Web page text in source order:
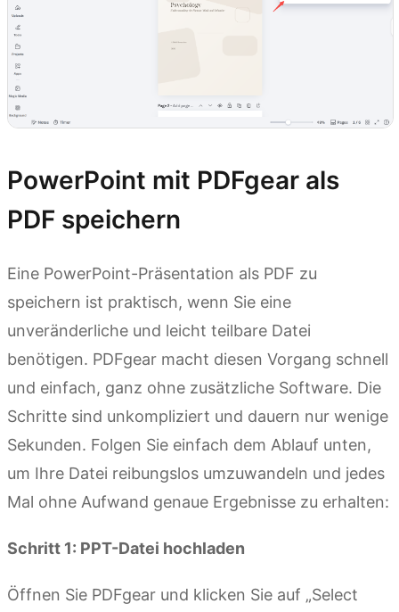
PowerPoint mit PDFgear als
PDF speichern
Eine PowerPoint-Präsentation als PDF zu
speichern ist praktisch, wenn Sie eine
unveränderliche und leicht teilbare Datei
benötigen. PDFgear macht diesen Vorgang schnell
und einfach, ganz ohne zusätzliche Software. Die
Schritte sind unkompliziert und dauern nur wenige
Sekunden. Folgen Sie einfach dem Ablauf unten,
um Ihre Datei reibungslos umzuwandeln und jedes
Mal ohne Aufwand genaue Ergebnisse zu erhalten:
Schritt 1: PPT-Datei hochladen
Öffnen Sie PDFgear und klicken Sie auf „Select